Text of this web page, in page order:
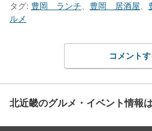
タグ: 豊岡 ランチ 豊岡 居酒屋
ルメ
コメント
北近畿のグルメ・イベント情報